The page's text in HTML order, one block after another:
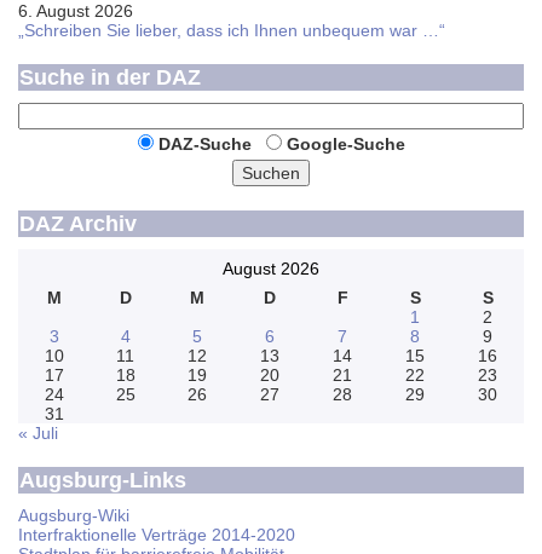
6. August 2026
„Schreiben Sie lieber, dass ich Ihnen unbequem war …“
Suche in der DAZ
DAZ-Suche
Google-Suche
Suchen
DAZ Archiv
August 2026
M
D M D F S
S
1
2
3
4 5 6 7 8
9
10
11 12 13 14 15
16
17
18 19 20 21 22
23
24
25 26 27 28 29
30
31
« Juli
Augsburg-Links
Augsburg-Wiki
Interfraktionelle Verträge 2014-2020